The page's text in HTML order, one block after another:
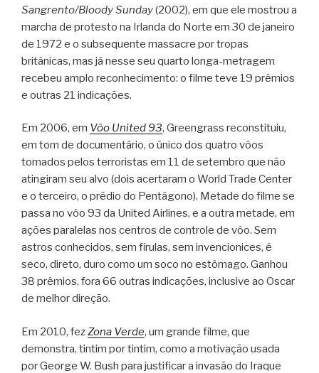
Sangrento/Bloody Sunday(2002), em que ele mostrou a
marcha de protesto na Irlanda do Norte em 30 de janeiro
de 1972 e o subsequente massacre por tropas
britânicas, mas já nesse seu quarto longa-metragem
recebeu amplo reconhecimento: o filme teve 19 prêmios
e outras 21 indicações.
Em 2006, em Vôo United 93, Greengrass reconstituiu,
em tom de documentário, o único dos quatro vôos
tomados pelos terroristas em 11 de setembro que não
atingiram seu alvo (dois acertaram o World Trade Center
e o terceiro, o prédio do Pentágono). Metade do filme se
passa no vôo 93 da United Airlines, e a outra metade, em
ações paralelas nos centros de controle de vôo. Sem
astros conhecidos, sem firulas, sem invencionices, é
seco, direto, duro como um soco no estômago. Ganhou
38 prêmios, fora 66 outras indicações, inclusive ao Oscar
de melhor direção.
Em 2010, fezZona Verde, um grande filme, que
demonstra, tintim por tintim, como a motivação usada
por George W. Bush para justificar a invasão do Iraque